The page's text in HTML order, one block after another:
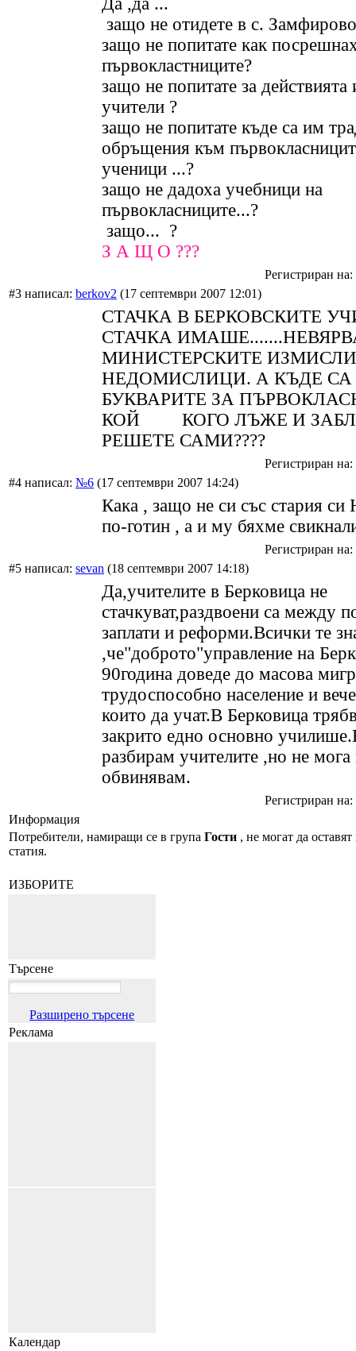
защо не отидете в с.
защо не попитате как
първокластниците?
защо не попитате за действията
учители ?
защо не попитате къде са им
обръщения към
ученици ...?
защо не дадоха учебници на
първокласниците...?
защо... ?
З А Щ О ???
Регистриран
#3 написал: berkov2 (17 септември 2007 12:01)
СТАЧКА В БЕРКОВСКИТЕ
СТАЧКА
МИНИСТЕРСКИТЕ
НЕДОМИСЛИЦИ. А КЪДЕ СА
БУКВАРИТЕ ЗА
КОЙ
КОГО ЛЪЖЕ И
РЕШЕТЕ САМИ????
Регистриран
#4 написал: №6 (17 септември 2007 14:24)
Кака , защо не си със стария
по-готин , а и му бяхме
Регистриран
#5 написал: sevan (18 септември 2007 14:18)
Да,учителите в Берковица не
стачкуват,раздвоени са между
заплати и реформи.Всички те
,че"доброто"управление на
90година доведе до масова
трудоспособно население и
които да учат.В Берковица
закрито едно основно
разбирам учителите ,но не мога
обвинявам.
Регистриран
Информация
Потребители, намиращи се в група Гости , не могат да
статия.
ИЗБОРИТЕ
Търсене
Разширено търсене
Реклама
Календар